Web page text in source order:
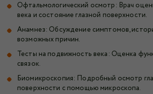
Офтальмологический осмотр: Врач
века и состояние глазной поверхности.
Анамнез: Обсуждение симптомов,
возможных причин.
Тесты на подвижность века: Оценка
связок.
Биомикроскопия: Подробный осмотр
поверхности с помощью микроскопа.